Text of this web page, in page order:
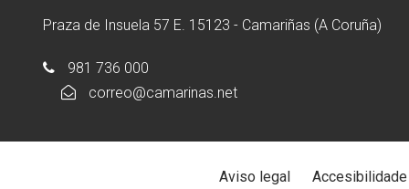
Praza de Insuela 57 E. 15123 - Camariñas (A Coruña)
981 736 000
correo@camarinas.net
Aviso legal Accesibilidade